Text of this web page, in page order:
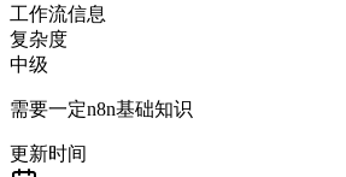
工作流信息
复杂度
中级
需要一定n8n基础知识
更新时间